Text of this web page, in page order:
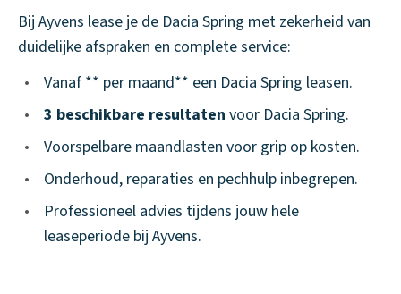
Bij Ayvens lease je de Dacia Spring met zekerheid van
duidelijke afspraken en complete service:
•
Vanaf ** per maand** een Dacia Spring leasen.
•
3 beschikbare resultaten voor Dacia Spring.
•
Voorspelbare maandlasten voor grip op kosten.
•
Onderhoud, reparaties en pechhulp inbegrepen.
•
Professioneel advies tijdens jouw hele
leaseperiode bij Ayvens.